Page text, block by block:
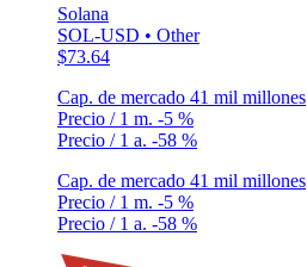
Solana
SOL-USD • Other
$73.64
Cap. de mercado 41 mil millones
Precio / 1 m. -5 %
Precio / 1 a. -58 %
Cap. de mercado 41 mil millones
Precio / 1 m. -5 %
Precio / 1 a. -58 %